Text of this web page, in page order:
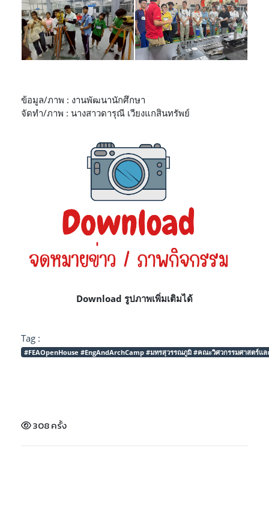
ข้อมูล/ภาพ : งานพัฒนานักศึกษา
จัดทำ/ภาพ : นางสาวดารุณี เวียงแกสินทรัพย์
Download รูปภาพเพิ่มเติมได้
Tag :
#FEAOpenHouse #EngAndArchCamp #มทรสุวรรณภูมิ #คณะวิศวกรรมศาสตร์
308 ครั้ง